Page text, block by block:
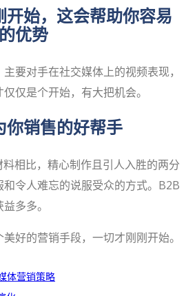
开始，这会帮助你容易
优势
要对手在社交媒体上的视频表现，
仅是个开始，有大把机会。
你销售的好帮手
相比，精心制作且引人入胜的两分
令人难忘的说服受众的方式。B2B
多多。
好的营销手段，一切才刚刚开始。
体营销策略